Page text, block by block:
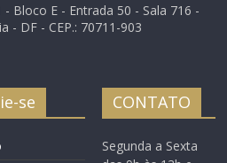
- Bloco E - Entrada 50 - Sala 716 -
- DF - CEP.: 70711-903
se CONTATO
Segunda a Sexta